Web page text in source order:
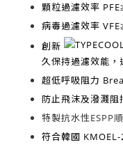
顆粒過濾效率
病毒過濾效率
創新
久保持過濾效能，
超低呼吸阻力
防止飛沫及潑濺阻
特製抗水性ESPP
符合韓國